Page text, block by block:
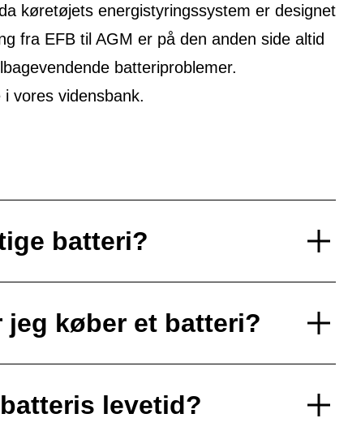
køretøjets energistyringssystem er designet
fra EFB til AGM er på den anden side altid
batteriproblemer.
vores vidensbank.
batteri?
jeg køber et batteri?
levetid?